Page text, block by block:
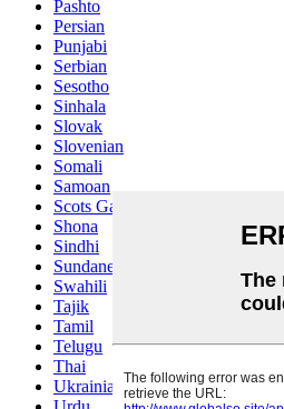
Pashto
Persian
Punjabi
Serbian
Sesotho
Sinhala
Slovak
Slovenian
Somali
Samoan
Scots Gaelic
Shona
Sindhi
Sundanese
Swahili
Tajik
Tamil
Telugu
Thai
Ukrainian